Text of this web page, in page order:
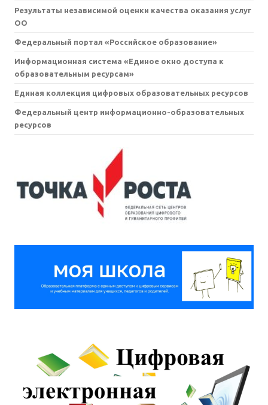
Результаты независимой оценки качества оказания услуг
ОО
Федеральный портал «Российское образование»
Информационная система «Единое окно доступа к
образовательным ресурсам»
Единая коллекция цифровых образовательных ресурсов
Федеральный центр информационно-образовательных
ресурсов